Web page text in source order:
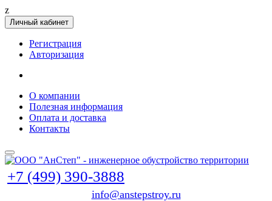
z
Личный кабинет
Регистрация
Авторизация
О компании
Полезная информация
Оплата и доставка
Контакты
+7 (499) 390-3888
info@anstepstroy.ru